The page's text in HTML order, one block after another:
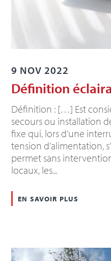
Définition
9 NOV 2022
Définition : […] Est
secours ou installation
fixe qui, lors d’une
tension d’alimentation,
permet sans
locaux, les...
en savoir plus